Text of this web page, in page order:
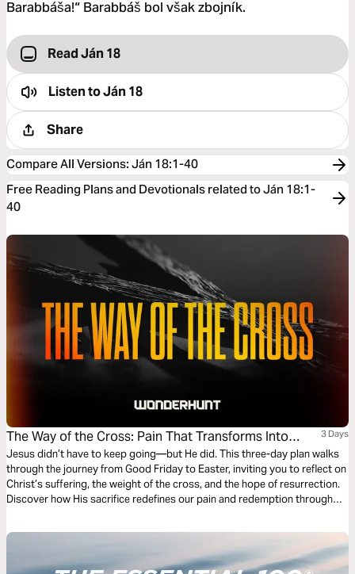
Barabbáša!“ Barabbáš bol však zbojník.
Read Ján 18
Listen toJán 18
Share
Compare All Versions: Ján 18:1-40
Free Reading Plans and Devotionals related to Ján 18:1-
40
The Way of the Cross: Pain That Transforms Into
Purpose
3 Days
Jesus didn’t have to keep going—but He did. This three-day plan walks
through the journey from Good Friday to Easter, inviting you to reflect on
Christ’s suffering, the weight of the cross, and the hope of resurrection.
Discover how His sacrifice redefines our pain and redemption through